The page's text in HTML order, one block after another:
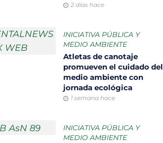
2 días hace
INICIATIVA PÚBLICA Y
MEDIO AMBIENTE
Atletas de canotaje
promueven el cuidado del
medio ambiente con
jornada ecológica
1 semana hace
INICIATIVA PÚBLICA Y
MEDIO AMBIENTE